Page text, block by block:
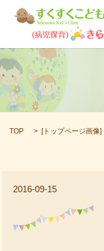
TOP [トップページ画像]
2016-09-15